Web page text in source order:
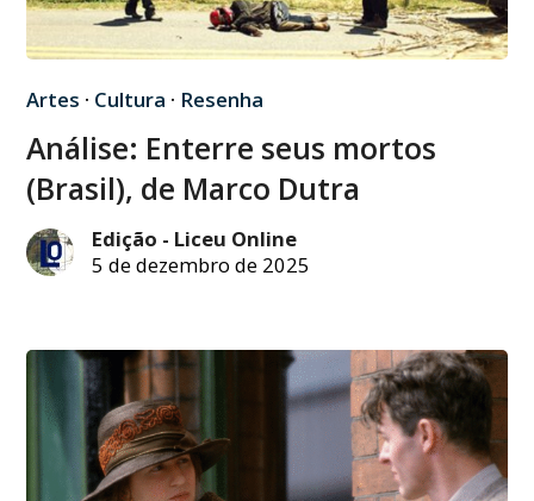
Artes · Cultura · Resenha
Análise: Enterre seus mortos
(Brasil), de Marco Dutra
Edição - Liceu Online
5 de dezembro de 2025